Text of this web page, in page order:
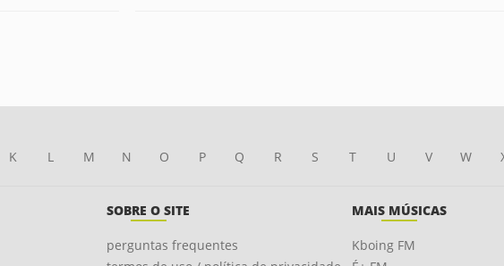
K L M N O P Q R S T U V W
SOBRE O SITE
perguntas frequentes
MAIS MÚSICAS
Kboing FM